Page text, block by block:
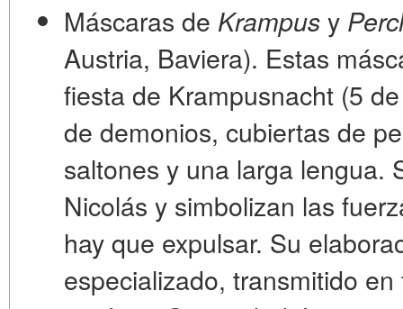
Máscaras de Krampus y
Austria, Baviera). Estas
fiesta de Krampusnacht (5
de demonios, cubiertas de
saltones y una larga lengua.
Nicolás y simbolizan las
hay que expulsar. Su
especializado, transmitido